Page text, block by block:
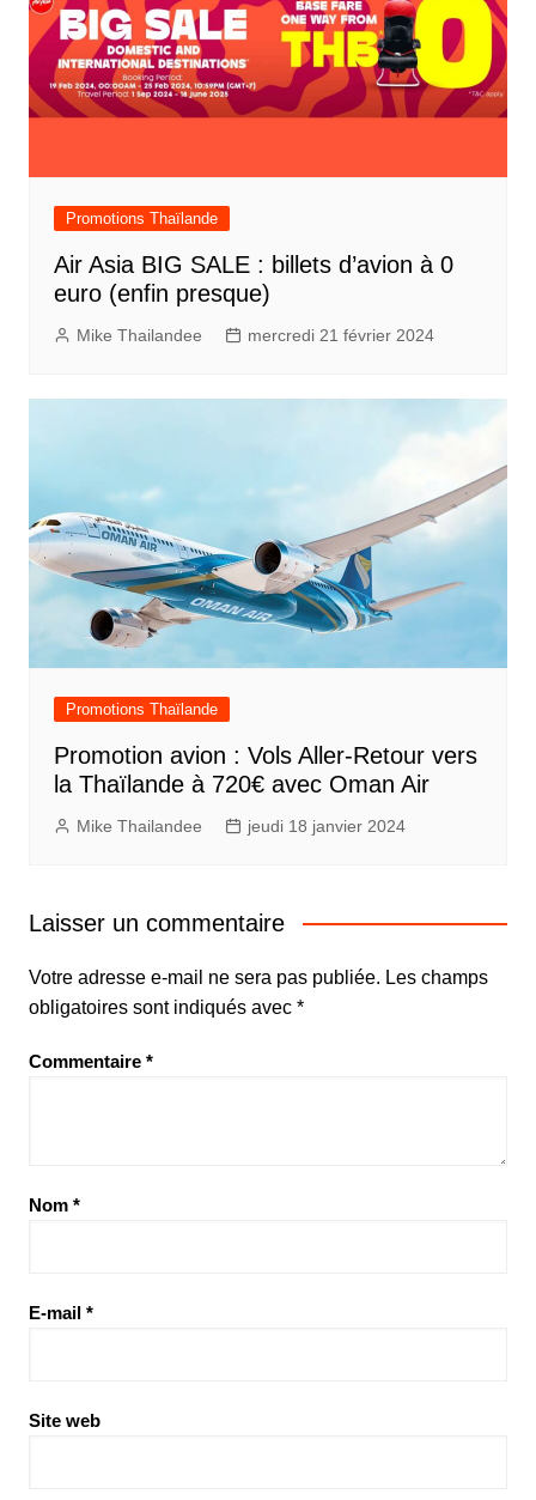
Promotions Thaïlande
Air Asia BIG SALE : billets d’avion à 0
euro (enfin presque)
Mike Thailandee mercredi 21 février 2024
Promotions Thaïlande
Promotion avion : Vols Aller-Retour vers
la Thaïlande à 720€ avec Oman Air
Mike Thailandee jeudi 18 janvier 2024
Laisser un commentaire
Votre adresse e-mail ne sera pas publiée. Les champs
obligatoires sont indiqués avec *
Commentaire *
Nom *
E-mail *
Site web